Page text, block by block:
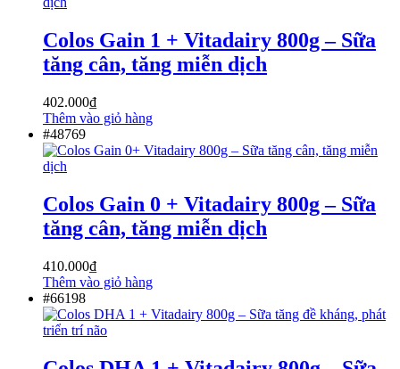
Colos Gain 1 + Vitadairy 800g – Sữa
tăng cân, tăng miễn dịch
402.000₫
Thêm vào giỏ hàng
#48769
Colos Gain 0 + Vitadairy 800g – Sữa
tăng cân, tăng miễn dịch
410.000₫
Thêm vào giỏ hàng
#66198